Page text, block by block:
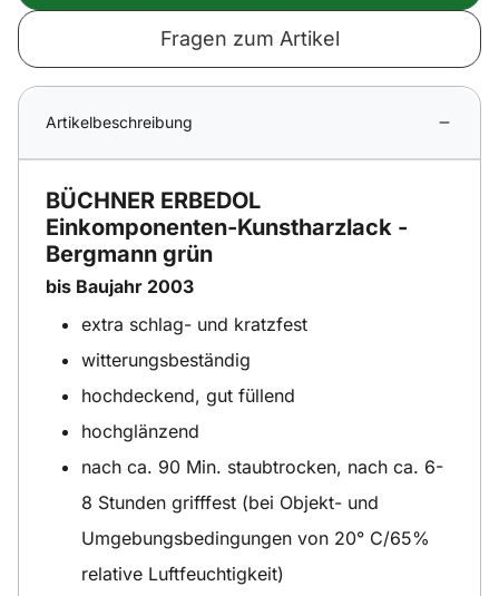
Fragen zum Artikel
Artikelbeschreibung
BÜCHNER ERBEDOL
Einkomponenten-Kunstharzlack -
Bergmann grün
bis Baujahr 2003
extra schlag- und kratzfest
witterungsbeständig
hochdeckend, gut füllend
hochglänzend
nach ca. 90 Min. staubtrocken, nach ca. 6-
8 Stunden grifffest (bei Objekt- und
Umgebungsbedingungen von 20° C/65%
relative Luftfeuchtigkeit)